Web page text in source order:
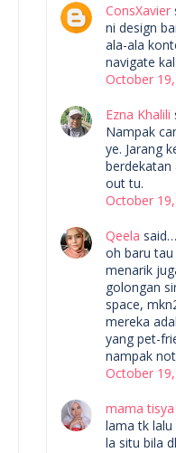
ConsXavier
ni design
ala-ala
navigate
October
Ezna Khalili
Nampak
ye. Jarang
berdekatan
out tu.
October
Qeela said…
oh baru tau
menarik
golongan
space,
mereka
yang pet-
nampak
October
mama tisya
lama tk lalu
la situ bila